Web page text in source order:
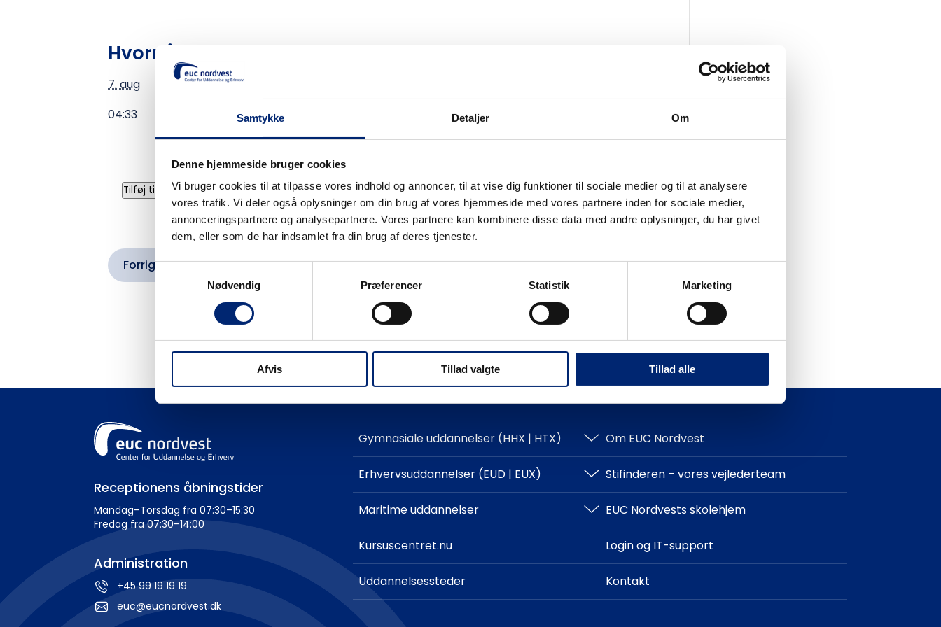
Samtykke Detaljer Om
Denne hjemmeside bruger cookies
Vi bruger cookies til at tilpasse vores indhold og annoncer, til at vise dig funktioner til sociale medier og til at analysere
vores trafik. Vi deler også oplysninger om din brug af vores hjemmeside med vores partnere inden for sociale medier,
annonceringspartnere og analysepartnere. Vores partnere kan kombinere disse data med andre oplysninger, du har givet
dem, eller som de har indsamlet fra din brug af deres tjenester.
Nødvendig
Præferencer Statistik Marketing
Afvis Tillad valgte Tillad alle
Hvornår
7. aug
04:33
Tilføj til kalender
Forrige event Næste event
Receptionens åbningstider
Mandag–Torsdag fra 07:30–15:30
Fredag fra 07:30–14:00
Administration
+45 99 19 19 19
euc@eucnordvest.dk
Gymnasiale uddannelser (HHX | HTX)
HHX
HTX
Erhvervsuddannelser (EUD | EUX)
Teknisk
Business
Adgangskrav
Maritime uddannelser
North Sea College
Kursuscentret.nu
Uddannelsessteder
Om EUC Nordvest
Stifinderen – vores vejlederteam
EUC Nordvests skolehjem
Login og IT-support
Kontakt